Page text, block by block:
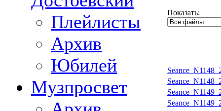
Плейлисты
Архив
Юбилей
Музпросвет
Показать: